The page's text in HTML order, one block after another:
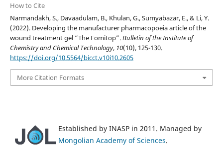
How to Cite
Narmandakh, S., Davaadulam, B., Khulan, G., Sumyabazar, E., & Li, Y.
(2022). Developing the manufacturer pharmacopoeia article of the
wound treatment gel “The Fomitop”.Bulletin of the Institute of
Chemistry and Chemical Technology, 10(10), 125-130.
https://doi.org/10.5564/bicct.v10i10.2605
More Citation Formats
Established by INASP in 2011. Managed by
Mongolian Academy of Sciences.